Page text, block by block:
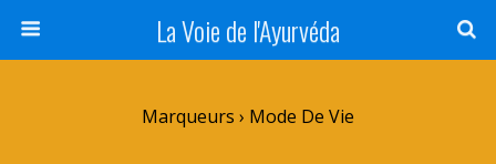
La Voie de l'Ayurvéda
Marqueurs › Mode De Vie